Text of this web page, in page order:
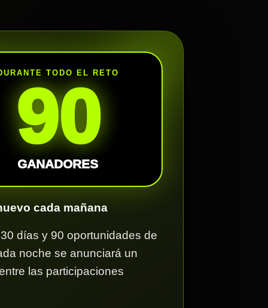
TODO EL RETO
90
GANADORES
cada mañana
días y 90 oportunidades de
noche se anunciará un
las participaciones